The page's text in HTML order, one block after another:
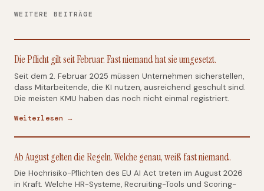
WEITERE BEITRÄGE
Die Pflicht gilt seit Februar. Fast niemand hat sie umgesetzt.
Seit dem 2. Februar 2025 müssen Unternehmen sicherstellen,
dass Mitarbeitende, die KI nutzen, ausreichend geschult sind.
Die meisten KMU haben das noch nicht einmal registriert.
Weiterlesen →
Ab August gelten die Regeln. Welche genau, weiß fast niemand.
Die Hochrisiko-Pflichten des EU AI Act treten im August 2026
in Kraft. Welche HR-Systeme, Recruiting-Tools und Scoring-